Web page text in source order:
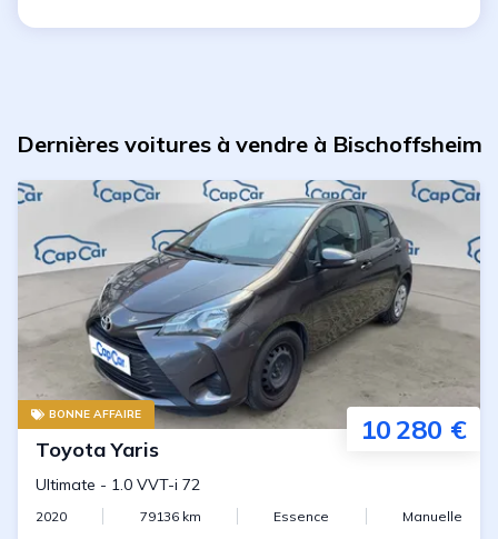
Dernières voitures à vendre à Bischoffsheim
BONNE AFFAIRE 10 280 €
Toyota Yaris
Ultimate - 1.0 VVT-i 72
2020 79136km Essence Manuelle